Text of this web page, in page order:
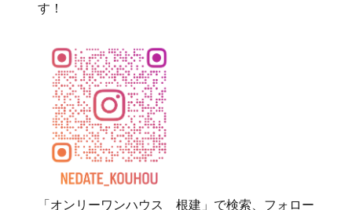
す！
「オンリーワンハウス 根建」で検索、フォロー